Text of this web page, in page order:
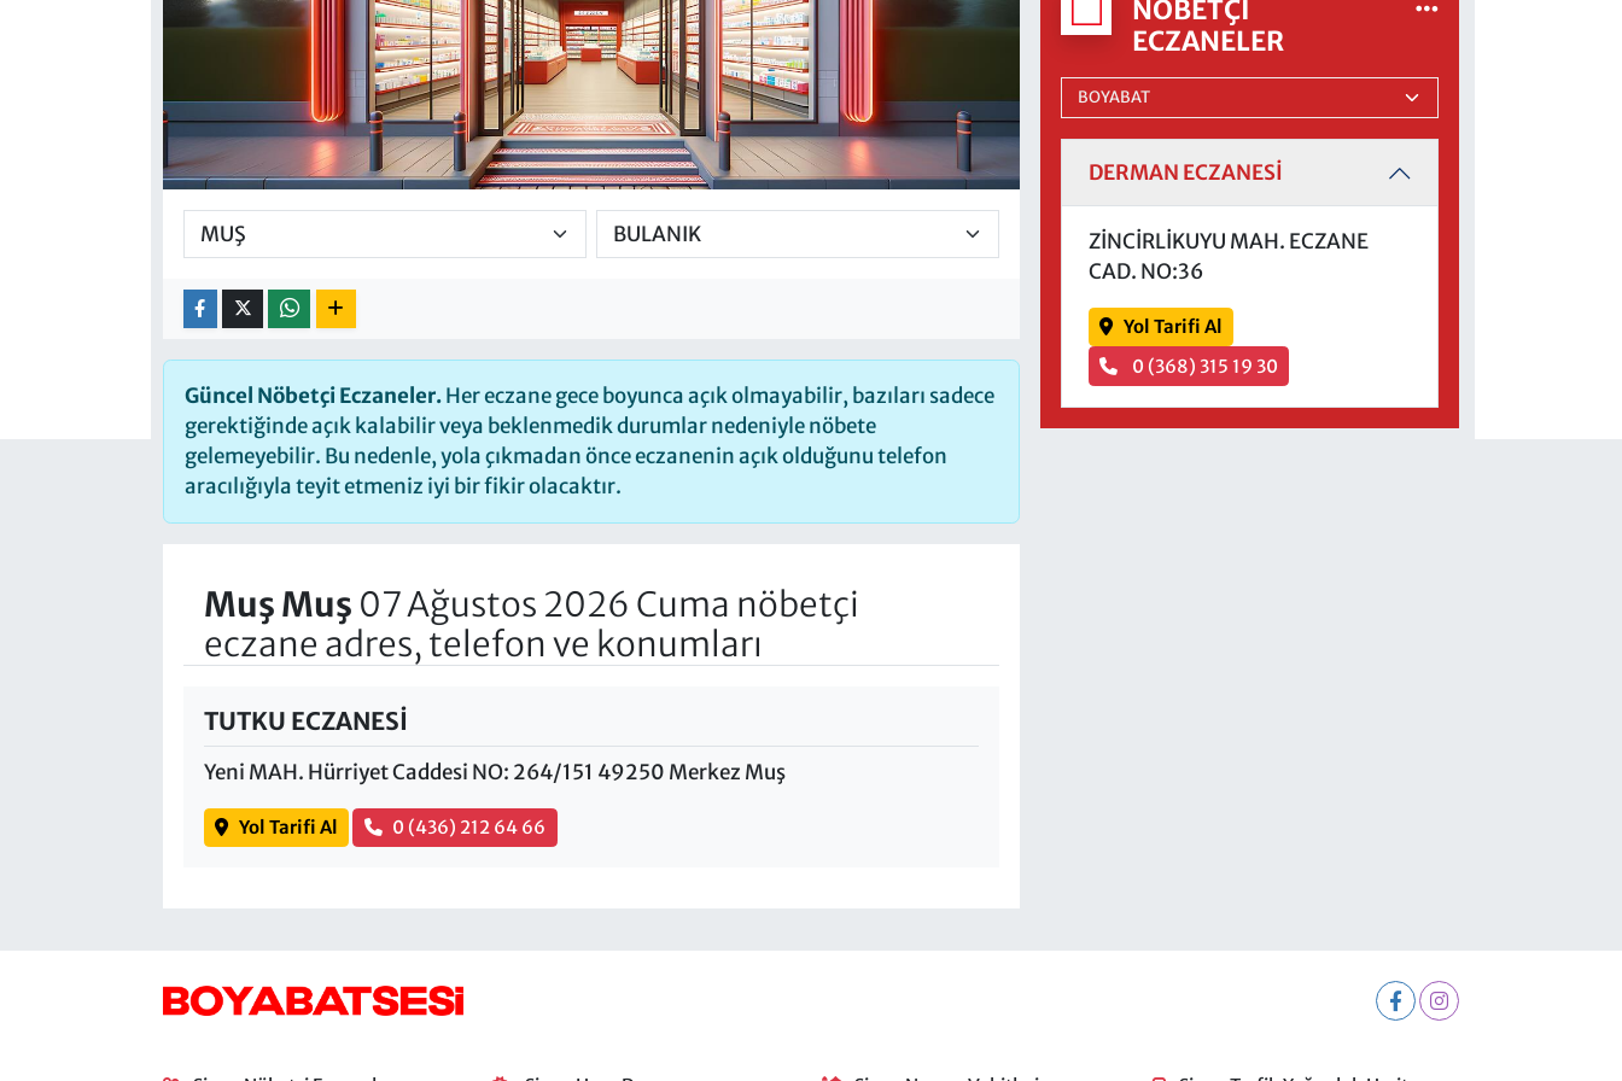
Güncel Nöbetçi Eczaneler.Her eczane gece boyunca açık olmayabilir, bazıları sadece
gerektiğinde açık kalabilir veya beklenmedik durumlar nedeniyle nöbete
gelemeyebilir. Bu nedenle, yola çıkmadan önce eczanenin açık olduğunu telefon
aracılığıyla teyit etmeniz iyi bir fikir olacaktır.
Muş Muş 07 Ağustos 2026 Cuma nöbetçi
eczane adres, telefon ve konumları
TUTKU ECZANESİ
Yeni MAH. Hürriyet Caddesi NO: 264/151 49250 Merkez Muş
Yol Tarifi Al 0 (436) 212 64 66
NÖBETÇI
ECZANELER
DERMAN ECZANESİ
ZİNCİRLİKUYU MAH. ECZANE
CAD. NO:36
Yol Tarifi Al
0 (368) 315 19 30